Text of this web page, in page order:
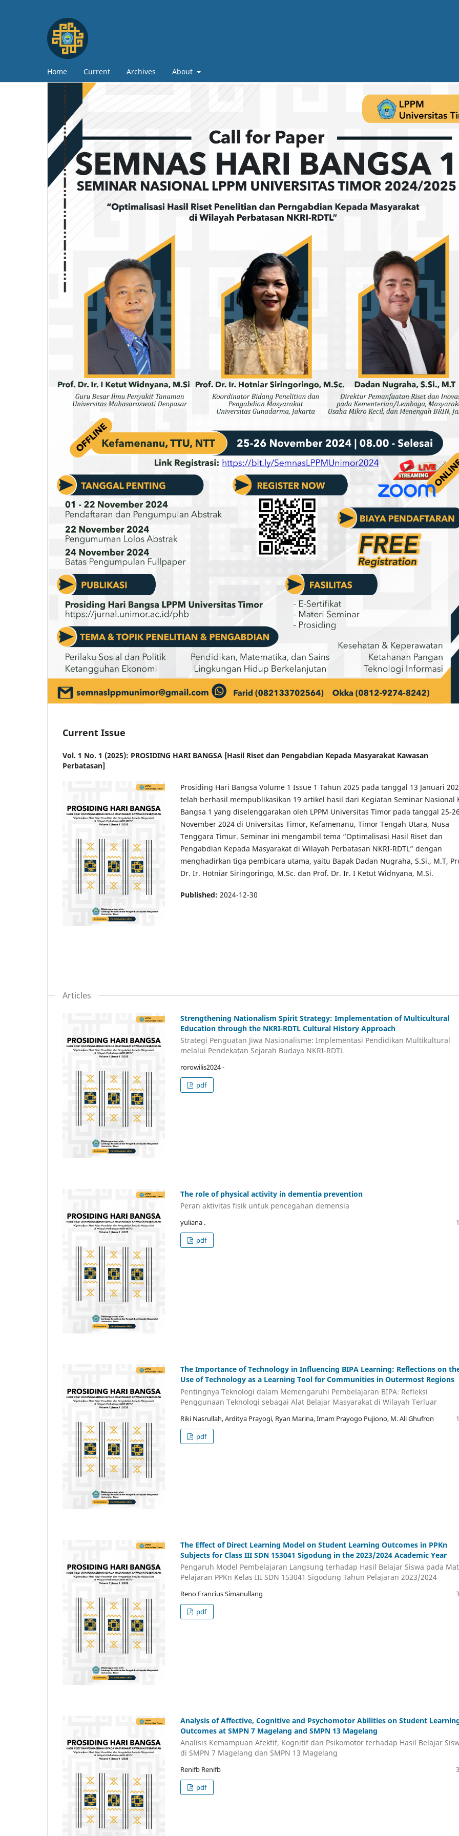
Home Current Archives About
Current Issue
Vol. 1 No. 1 (2025): PROSIDING HARI BANGSA [Hasil Riset dan Pengabdian Kepada Masyarakat Kawasan
Perbatasan]
Prosiding Hari Bangsa Volume 1 Issue 1 Tahun 2025 pada tanggal 13 Januari
telah berhasil mempublikasikan 19 artikel hasil dari Kegiatan Seminar Nasional
Bangsa 1 yang diselenggarakan oleh LPPM Universitas Timor pada tanggal 25-26
November 2024 di Universitas Timor, Kefamenanu, Timor Tengah Utara, Nusa
Tenggara Timur. Seminar ini mengambil tema “Optimalisasi Hasil Riset dan
Pengabdian Kepada Masyarakat di Wilayah Perbatasan NKRI-RDTL” dengan
menghadirkan tiga pembicara utama, yaitu Bapak Dadan Nugraha, S.Si., M.T,
Dr. Ir. Hotniar Siringoringo, M.Sc. dan Prof. Dr. Ir. I Ketut Widnyana, M.Si.
Published: 2024-12-30
Articles
Strengthening Nationalism Spirit Strategy: Implementation of Multicultural
Education through the NKRI-RDTL Cultural History Approach
Strategi Penguatan Jiwa Nasionalisme: Implementasi Pendidikan Multikultural
melalui Pendekatan Sejarah Budaya NKRI-RDTL
rorowilis2024 -
pdf
The role of physical activity in dementia prevention
Peran aktivitas fisik untuk pencegahan demensia
yuliana .
pdf
The Importance of Technology in Influencing BIPA Learning: Reflections on
Use of Technology as a Learning Tool for Communities in Outermost Regions
Pentingnya Teknologi dalam Memengaruhi Pembelajaran BIPA: Refleksi
Penggunaan Teknologi sebagai Alat Belajar Masyarakat di Wilayah Terluar
Riki Nasrullah, Arditya Prayogi, Ryan Marina, Imam Prayogo Pujiono, M. Ali Ghufron
pdf
The Effect of Direct Learning Model on Student Learning Outcomes in PPKn
Subjects for Class III SDN 153041 Sigodung in the 2023/2024 Academic Year
Pengaruh Model Pembelajaran Langsung terhadap Hasil Belajar Siswa pada
Pelajaran PPKn Kelas III SDN 153041 Sigodung Tahun Pelajaran 2023/2024
Reno Francius Simanullang
pdf
Analysis of Affective, Cognitive and Psychomotor Abilities on Student
Outcomes at SMPN 7 Magelang and SMPN 13 Magelang
Analisis Kemampuan Afektif, Kognitif dan Psikomotor terhadap Hasil Belajar
di SMPN 7 Magelang dan SMPN 13 Magelang
Renifb Renifb
pdf